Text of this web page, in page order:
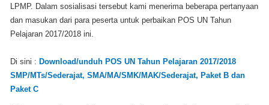
LPMP. Dalam sosialisasi tersebut kami menerima beberapa pertanyaan
dan masukan dari para peserta untuk perbaikan POS UN Tahun
Pelajaran 2017/2018 ini.
Di sini : Download/unduh POS UN Tahun Pelajaran 2017/2018
SMP/MTs/Sederajat, SMA/MA/SMK/MAK/Sederajat, Paket B dan
Paket C